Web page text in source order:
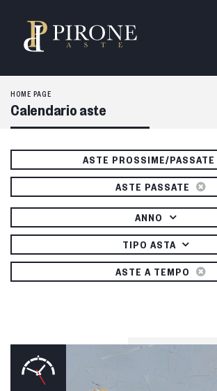
HOME PAGE
Calendario aste
ASTE PROSSIME/PASSATE
ASTE PASSATE
ANNO
TIPO ASTA
ASTE A TEMPO